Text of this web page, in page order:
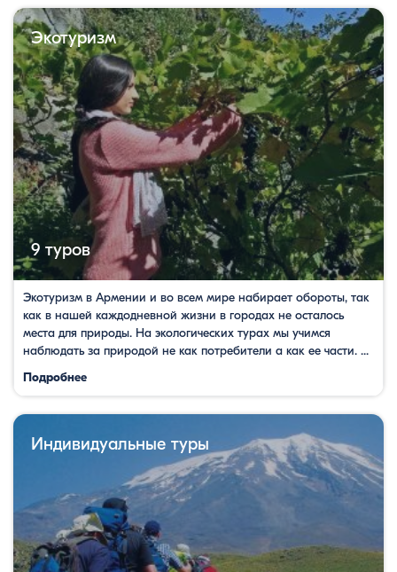
Экотуризм
9 туров
Экотуризм в Армении и во всем мире набирает обороты, так
как в нашей каждодневной жизни в городах не осталось
места для природы. На экологических турах мы учимся
наблюдать за природой не как потребители а как ее части. ...
Подробнее
Индивидуальные туры